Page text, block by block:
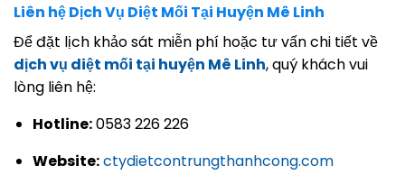
Liên hệ Dịch Vụ Diệt Mối Tại Huyện Mê Linh
Để đặt lịch khảo sát miễn phí hoặc tư vấn chi tiết về
dịch vụ diệt mối tại huyện Mê Linh, quý khách vui
lòng liên hệ:
Hotline:0583 226 226
Website:ctydietcontrungthanhcong.com